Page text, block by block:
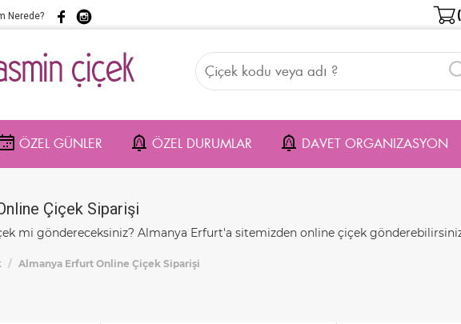
Nerede?
ÖZEL GÜNLER ÖZEL DURUMLAR DAVET ORGANIZASYON
Çiçek Siparişi
mi göndereceksiniz? Almanya Erfurt'a sitemizden online çiçek
Almanya Erfurt Online Çiçek Siparişi